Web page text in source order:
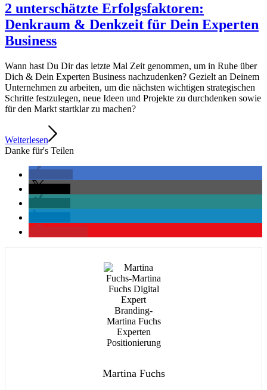
2 unterschätzte Erfolgsfaktoren:
Denkraum & Denkzeit für Dein Experten
Business
Wann hast Du Dir das letzte Mal Zeit genommen, um in Ruhe über
Dich & Dein Experten Business nachzudenken? Gezielt an Deinem
Unternehmen zu arbeiten, um die nächsten wichtigen strategischen
Schritte festzulegen, neue Ideen und Projekte zu durchdenken sowie
für den Markt startklar zu machen?
Weiterlesen
Danke für's Teilen
Martina Fuchs